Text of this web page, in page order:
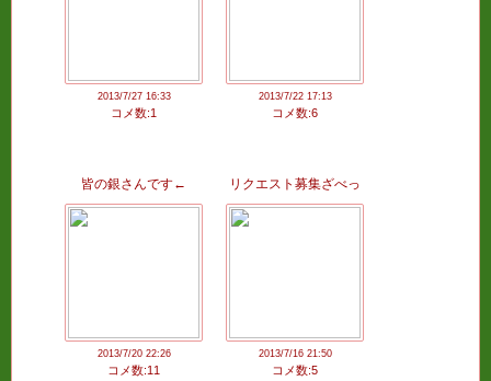
2013/7/27 16:33
コメ数:1
2013/7/22 17:13
コメ数:6
皆の銀さんです←
2013/7/20 22:26
コメ数:11
リクエスト募集ざべっ
2013/7/16 21:50
コメ数:5